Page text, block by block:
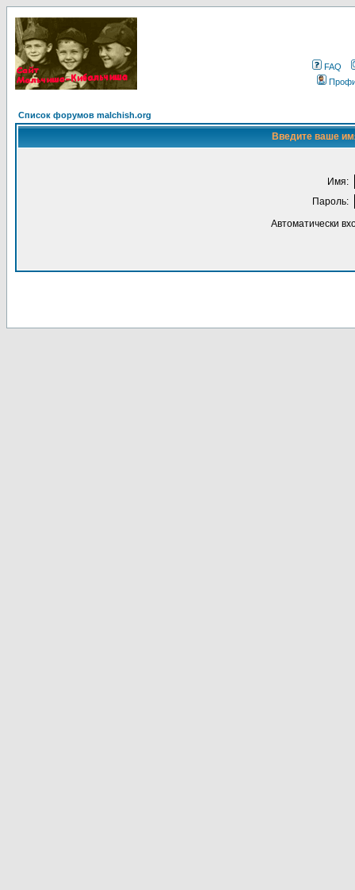
FAQ
Список форумов malchish.org
Введите ваше
Имя:
Пароль:
Автоматически